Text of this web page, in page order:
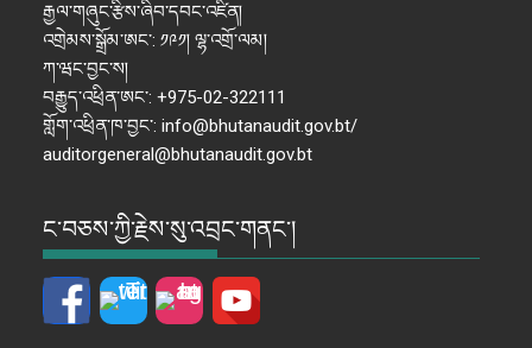
རྒྱལ་གཞུང་རྩིས་ཞིབ་དབང་འཛིན།
འགྲེམས་སྒྲོམ་ཨང་: ༡༩༡། ལྷ་འགྲོ་ལམ།
ཀ་ཝང་བྱང་ས།
བརྒྱུད་འཕྲིན་ཨང་: +975-02-322111
གློག་འཕྲིན་ཁ་བྱང་: info@bhutanaudit.gov.bt/
auditorgeneral@bhutanaudit.gov.bt
ང་བཅས་ཀྱི་རྗེས་སུ་འབྲང་གནང་།